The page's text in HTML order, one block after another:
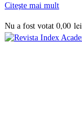
Citeşte mai mult
Nu a fost votat 0,00 lei